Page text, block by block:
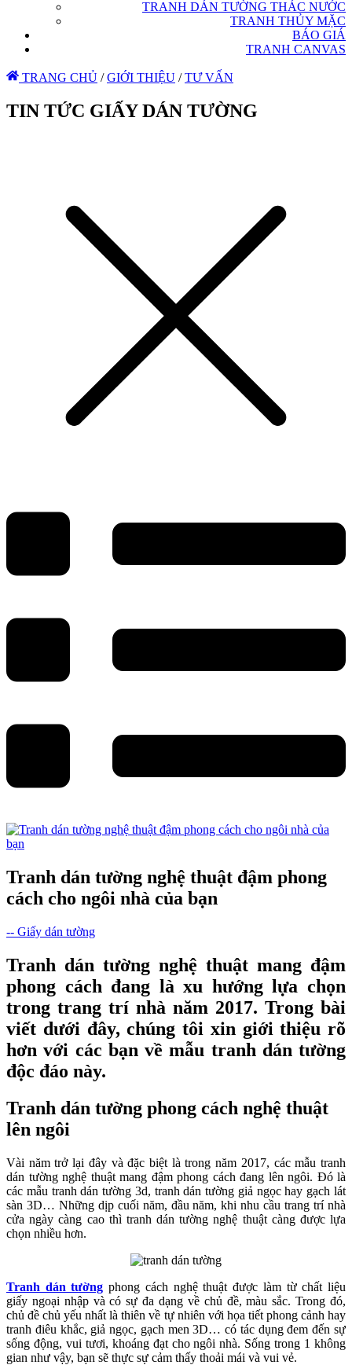
TRANH DÁN TƯỜNG THÁC NƯỚC
TRANH THỦY MẶC
BÁO GIÁ
TRANH CANVAS
TRANG CHỦ / GIỚI THIỆU / TƯ VẤN
TIN TỨC GIẤY DÁN TƯỜNG
Tranh dán tường nghệ thuật đậm phong
cách cho ngôi nhà của bạn
-- Giấy dán tường
Tranh dán tường nghệ thuật mang đậm
phong cách đang là xu hướng lựa chọn
trong trang trí nhà năm 2017. Trong bài
viết dưới đây, chúng tôi xin giới thiệu rõ
hơn với các bạn về mẫu tranh dán tường
độc đáo này.
Tranh dán tường phong cách nghệ thuật
lên ngôi
Vài năm trở lại đây và đặc biệt là trong năm 2017, các mẫu tranh
dán tường nghệ thuật mang đậm phong cách đang lên ngôi. Đó là
các mẫu tranh dán tường 3d, tranh dán tường giả ngọc hay gạch lát
sàn 3D… Những dịp cuối năm, đầu năm, khi nhu cầu trang trí nhà
cửa ngày càng cao thì tranh dán tường nghệ thuật càng được lựa
chọn nhiều hơn.
Tranh dán tường phong cách nghệ thuật được làm từ chất liệu
giấy ngoại nhập và có sự đa dạng về chủ đề, màu sắc. Trong đó,
chủ đề chủ yếu nhất là thiên về tự nhiên với họa tiết phong cảnh hay
tranh điêu khắc, giả ngọc, gạch men 3D… có tác dụng đem đến sự
sống động, vui tươi, khoáng đạt cho ngôi nhà. Sống trong 1 không
gian như vậy, bạn sẽ thực sự cảm thấy thoải mái và vui vẻ.